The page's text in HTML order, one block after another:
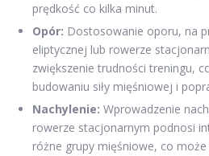
prędkość co kilka minut.
Opór: Dostosowanie oporu, na
eliptycznej lub rowerze
zwiększenie trudności treningu,
budowaniu siły mięśniowej i
Nachylenie: Wprowadzenie
rowerze stacjonarnym podnosi
różne grupy mięśniowe, co